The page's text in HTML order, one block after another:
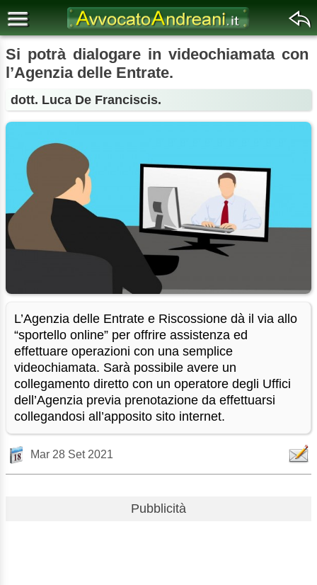
Si potrà dialogare in videochiamata con
l’Agenzia delle Entrate.
dott. Luca De Franciscis.
L’Agenzia delle Entrate e Riscossione dà il via allo
“sportello online” per offrire assistenza ed
effettuare operazioni con una semplice
videochiamata. Sarà possibile avere un
collegamento diretto con un operatore degli Uffici
dell’Agenzia previa prenotazione da effettuarsi
collegandosi all’apposito sito internet.
Mar 28 Set 2021
Pubblicità